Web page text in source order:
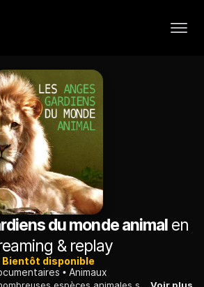
du monde animal en
& replay
Bientôt disponible
Animaux